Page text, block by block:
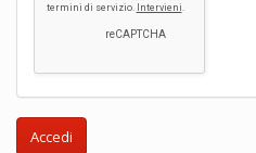
Accedi